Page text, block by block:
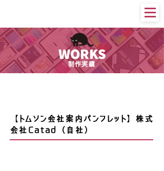
WORKS
制作実績
【トムソン会社案内パンフレット】株式
会社Catad（自社）